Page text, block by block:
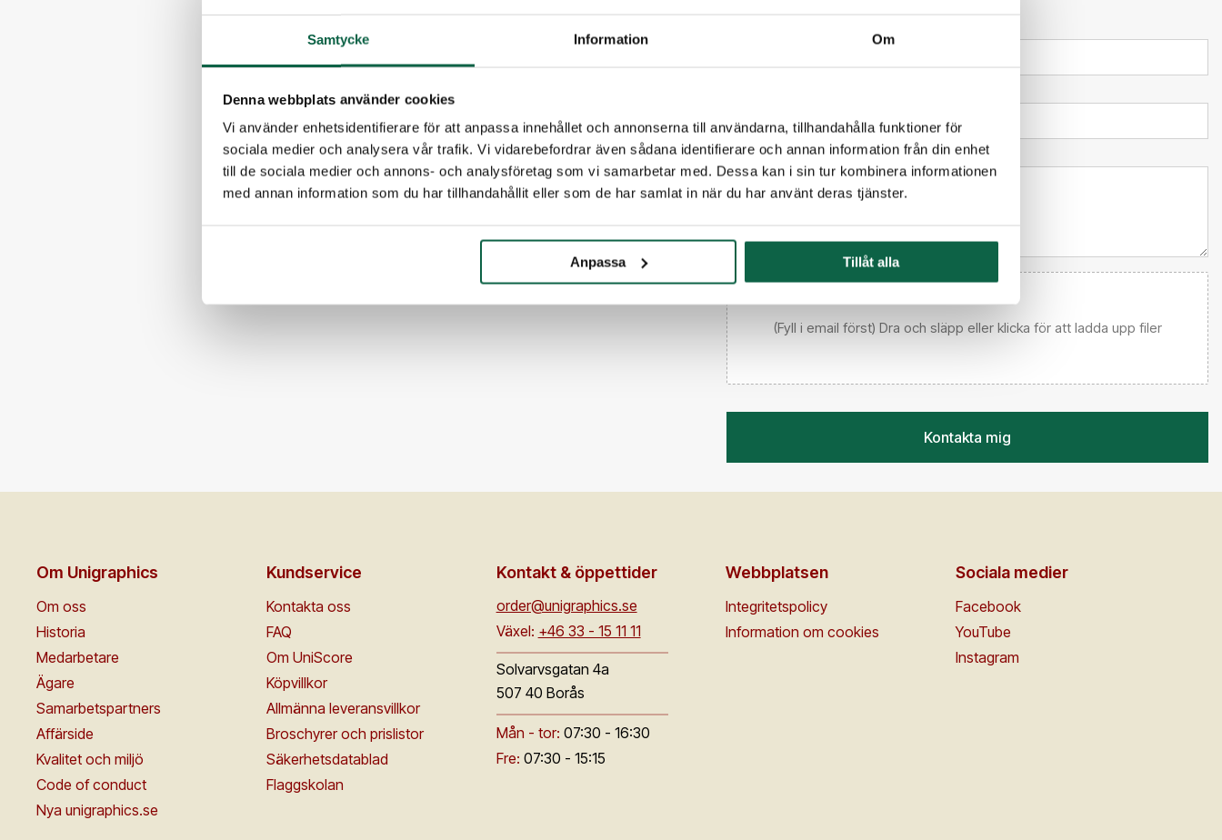
Samtycke Information Om
Denna webbplats använder cookies
Vi använder enhetsidentifierare för att anpassa innehållet och annonserna till användarna, tillhandahålla funktioner för
sociala medier och analysera vår trafik. Vi vidarebefordrar även sådana identifierare och annan information från din enhet
till de sociala medier och annons- och analysföretag som vi samarbetar med. Dessa kan i sin tur kombinera informationen
med annan information som du har tillhandahållit eller som de har samlat in när du har använt deras tjänster.
Anpassa Tillåt alla
Meddelande till kundtjänst
(Fyll i email först) Dra och släpp eller klicka för att ladda upp filer
Kontakta mig
Om Unigraphics
Om oss
Historia
Medarbetare
Ägare
Samarbetspartners
Affärside
Kvalitet och miljö
Code of conduct
Nya unigraphics.se
Kundservice
Kontakta oss
FAQ
Om UniScore
Köpvillkor
Allmänna leveransvillkor
Broschyrer och prislistor
Säkerhetsdatablad
Flaggskolan
Kontakt & öppettider
order@unigraphics.se
Växel: +46 33 - 15 11 11
Solvarvsgatan 4a
507 40 Borås
Mån - tor: 07:30 - 16:30
Fre: 07:30 - 15:15
Webbplatsen
Integritetspolicy
Information om cookies
Sociala medier
Facebook
YouTube
Instagram